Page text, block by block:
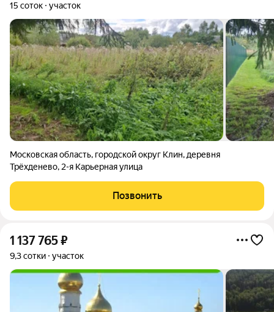
15 соток участок
Московская область, городской округ Клин, деревня
Трёхденево, 2-я Карьерная улица
Позвонить
1 137 765₽
9,3 сотки участок